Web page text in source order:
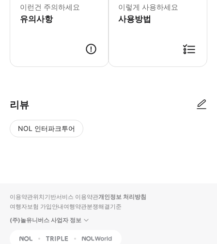
이런건 주의하세요
유의사항
이렇게 사용하세요
사용방법
리뷰
NOL 인터파크투어
입니
다.
순
상
이용약관위치기반서비스 이용약관개인정보 처리방침
여행자보험 가입안내여행약관분쟁해결기준
(주)놀유니버스 사업자 정보
NOL Triple Interpark Global